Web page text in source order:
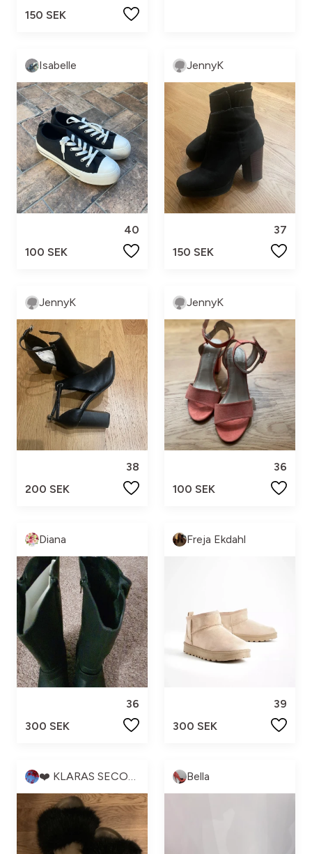
150 SEK
Isabelle
40
100 SEK
JennyK
37
150 SEK
JennyK
38
200 SEK
JennyK
36
100 SEK
Diana
36
300 SEK
Freja Ekdahl
39
300 SEK
Bella